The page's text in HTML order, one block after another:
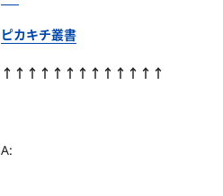
ピカキチ叢書
↑↑↑↑↑↑↑↑↑↑↑↑↑
A: